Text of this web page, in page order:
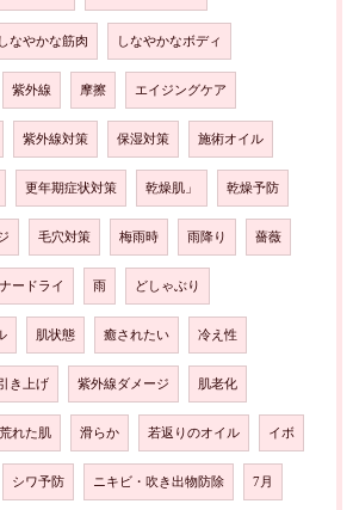
しなやかな筋肉 しなやかなボディ
紫外線 摩擦 エイジングケア
紫外線対策 保湿対策 施術オイル
更年期症状対策 乾燥肌」 乾燥予防
毛穴対策 梅雨時 雨降り 薔薇
ードライ 雨 どしゃぶり
肌状態 癒されたい 冷え性
き上げ 紫外線ダメージ 肌老化
荒れた肌 滑らか 若返りのオイル イボ
シワ予防 ニキビ・吹き出物防除 7月